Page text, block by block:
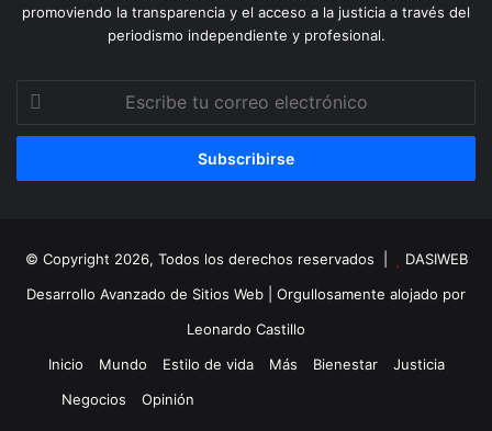
promoviendo la transparencia y el acceso a la justicia a través del
periodismo independiente y profesional.
Escribe
correo
© Copyright 2026, Todos los derechos reservados |
DASIWEB
Desarrollo Avanzado de Sitios Web | Orgullosamente alojado por
Leonardo Castillo
Inicio
Mundo Estilo de vida Más Bienestar
Justicia
Negocios
Opinión